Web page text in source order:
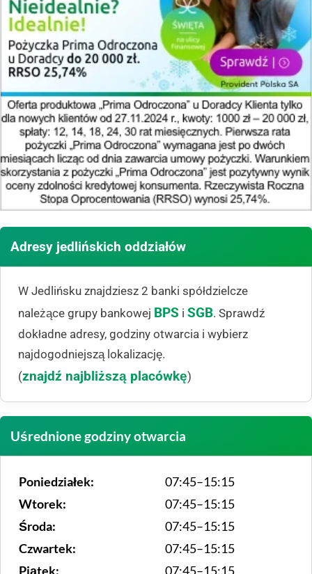
Adresy jedlińskich oddziałów
W Jedlińsku znajdziesz 2 banki spółdzielcze
należące grupy bankowej BPS i SGB. Sprawdź
dokładne adresy, godziny otwarcia i wybierz
najdogodniejszą lokalizację.
(znajdź najbliższą placówkę)
Uśrednione godziny otwarcia
Poniedziałek:
07:45–15:15
Wtorek:
07:45–15:15
Środa:
07:45–15:15
Czwartek:
07:45–15:15
Piątek:
07:45–15:15